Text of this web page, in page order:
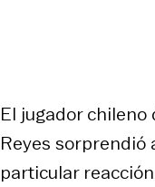
El jugador
Reyes sorprendió
particular